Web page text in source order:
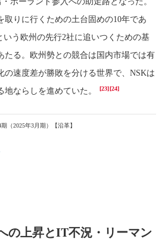
取りに行くための土台固めの10年であ
いう欧州の先行2社に追いつくための基
たる。欧州勢との競合は国内市場では有
の速度差が勝敗を分ける世界で、NSKは
地ならしを進めていた。
[23][24]
（2025年3月期）【沿革】
の上昇とIT不況・リーマン